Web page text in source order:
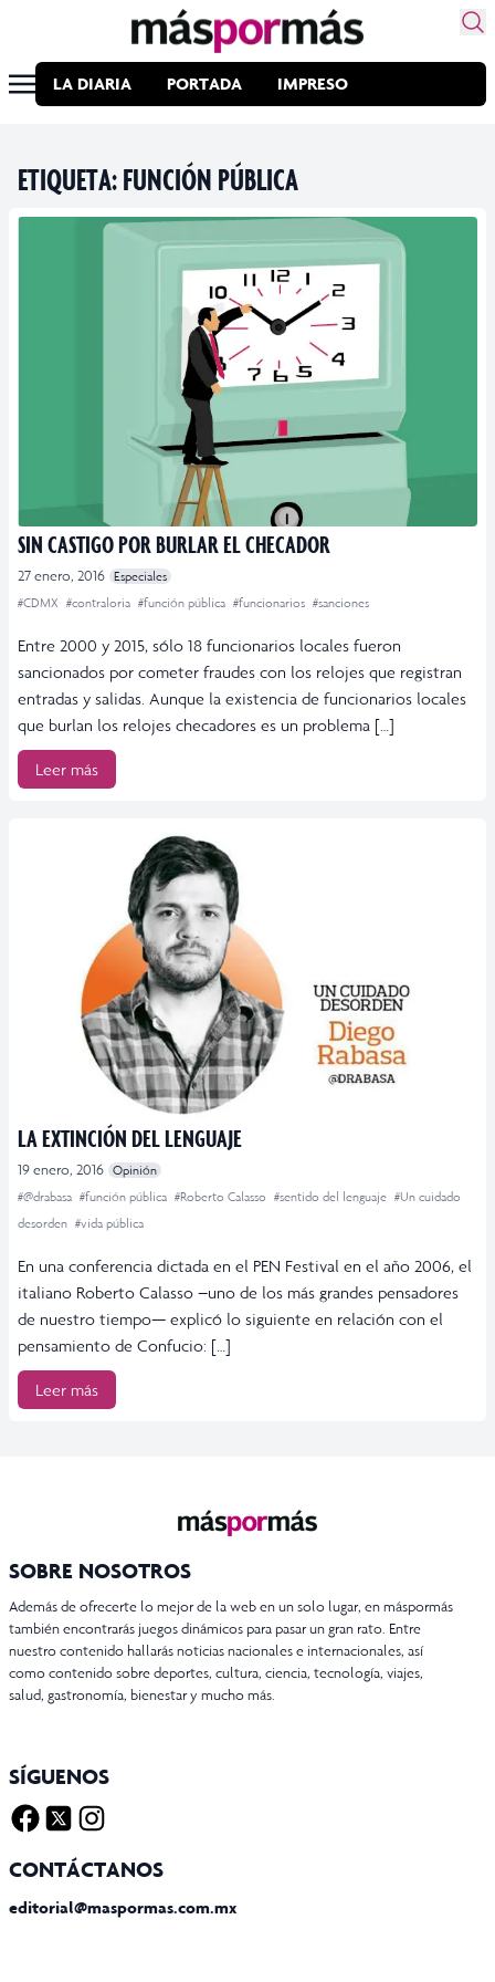
LA DIARIA PORTADA IMPRESO
ETIQUETA:FUNCIÓN PÚBLICA
SIN CASTIGO POR BURLAR EL CHECADOR
27 enero, 2016 Especiales
#CDMX #contraloria #función pública #funcionarios #sanciones
Entre 2000 y 2015, sólo 18 funcionarios locales fueron
sancionados por cometer fraudes con los relojes que registran
entradas y salidas. Aunque la existencia de funcionarios locales
que burlan los relojes checadores es un problema […]
Leer más
LA EXTINCIÓN DEL LENGUAJE
19 enero, 2016 Opinión
#@drabasa #función pública #Roberto Calasso #sentido del lenguaje #Un cuidado
desorden #vida pública
En una conferencia dictada en el PEN Festival en el año 2006, el
italiano Roberto Calasso –uno de los más grandes pensadores
de nuestro tiempo— explicó lo siguiente en relación con el
pensamiento de Confucio: […]
Leer más
SOBRE NOSOTROS
Además de ofrecerte lo mejor de la web en un solo lugar, en máspormás
también encontrarás juegos dinámicos para pasar un gran rato. Entre
nuestro contenido hallarás noticias nacionales e internacionales, así
como contenido sobre deportes, cultura, ciencia, tecnología, viajes,
salud, gastronomía, bienestar y mucho más.
SÍGUENOS
CONTÁCTANOS
editorial@maspormas.com.mx